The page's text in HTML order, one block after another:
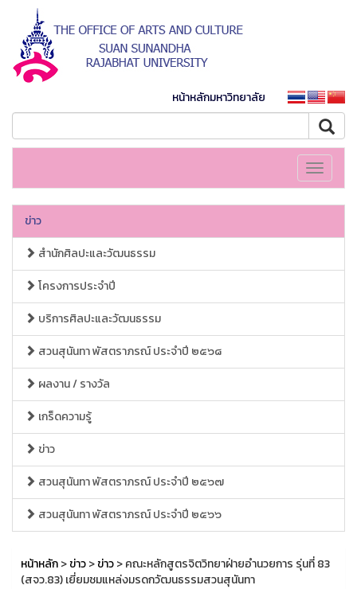
หน้าหลักมหาวิทยาลัย
Toggle
ข่าว
สำนักศิลปะและวัฒนธรรม
โครงการประจำปี
บริการศิลปะและวัฒนธรรม
สวนสุนันทา พัสตราภรณ์ ประจำปี ๒๕๖๘
ผลงาน / รางวัล
เกร็ดความรู้
ข่าว
สวนสุนันทา พัสตราภรณ์ ประจำปี ๒๕๖๗
สวนสุนันทา พัสตราภรณ์ ประจำปี ๒๕๖๖
หน้าหลัก>ข่าว>ข่าว> คณะหลักสูตรจิตวิทยาฝ่ายอำนวยการ รุ่นที่ 83
(สจว.83) เยี่ยมชมแหล่งมรดกวัฒนธรรมสวนสุนันทา